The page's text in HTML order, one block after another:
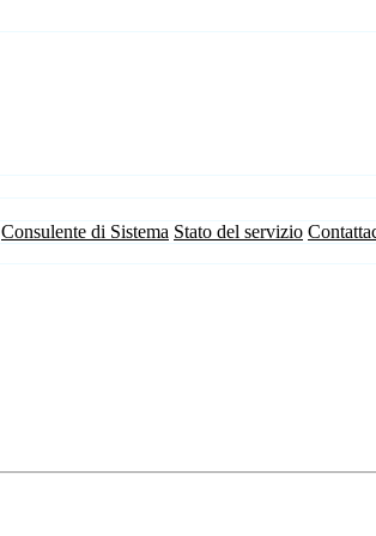
Consulente di Sistema Stato del servizio